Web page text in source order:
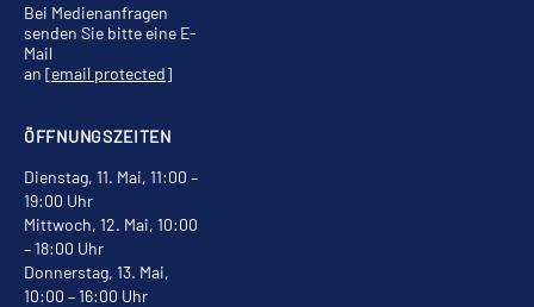
ÖFFNUNGSZEITEN
Dienstag, 11. Mai, 11:00 –
19:00 Uhr
Mittwoch, 12. Mai, 10:00
– 18:00 Uhr
Donnerstag, 13. Mai,
10:00 – 16:00 Uhr
Bei Medienanfragen
senden Sie bitte eine E-
Mail
an [email protected]